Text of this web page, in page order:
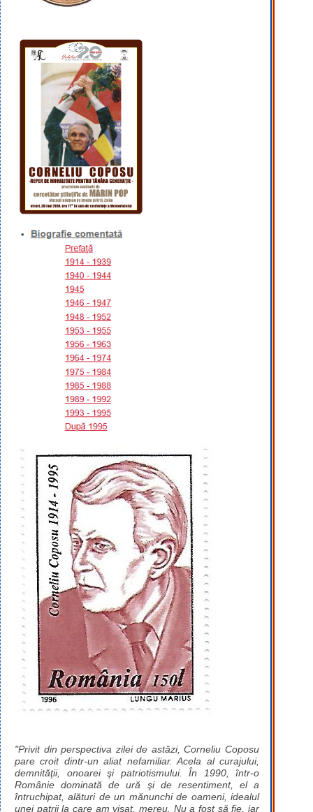
"Privit din perspectiva zilei de astăzi, Corneliu Coposu
pare croit dintr-un aliat nefamiliar. Acela al curajului,
demnităţii, onoarei şi patriotismului. În 1990, într-o
Românie dominată de ură şi de resentiment, el a
întruchipat, alături de un mănunchi de oameni, idealul
unei patrii la care am visat, mereu. Nu a fost să fie, iar